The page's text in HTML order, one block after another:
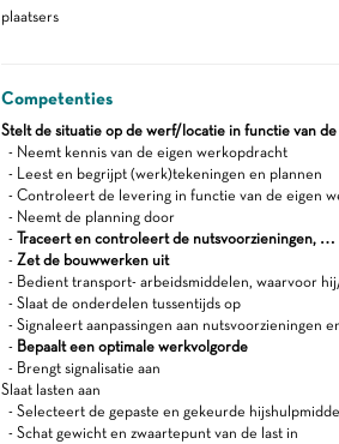
plaatsers
Competenties
Stelt de situatie op de werf/locatie in functie van
- Neemt kennis van de eigen werkopdracht
- Leest en begrijpt (werk)tekeningen en plannen
- Controleert de levering in functie van de eigen
- Neemt de planning door
- Traceert en controleert de nutsvoorzieningen, …
- Zet de bouwwerken uit
- Bedient transport- arbeidsmiddelen, waarvoor
- Slaat de onderdelen tussentijds op
- Signaleert aanpassingen aan nutsvoorzieningen
- Bepaalt een optimale werkvolgorde
- Brengt signalisatie aan
Slaat lasten aan
- Selecteert de gepaste en gekeurde
- Schat gewicht en zwaartepunt van de last in